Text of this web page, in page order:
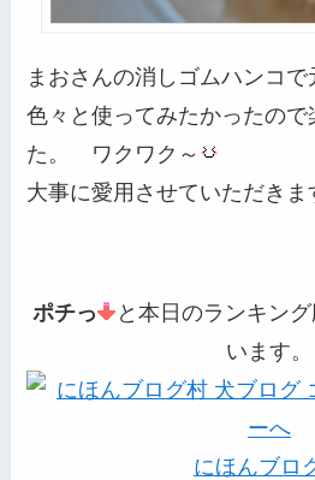
まおさんの消しゴムハンコで
色々と使ってみたかったので
た。 ワクワク～
大事に愛用させていただきま
ポチっ
と本日のランキン
います。
にほんブロ